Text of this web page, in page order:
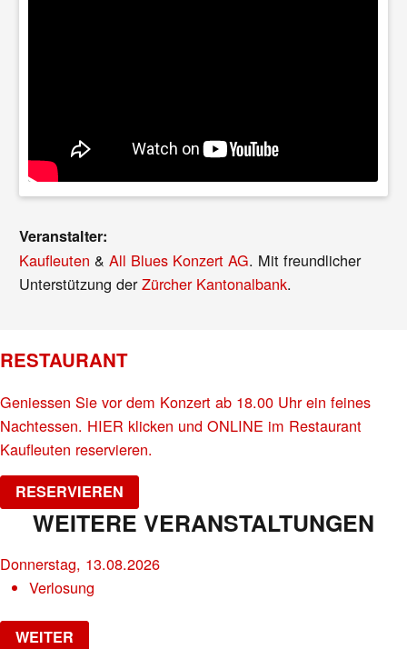
Veranstalter:
Kaufleuten &All Blues Konzert AG. Mit freundlicher
Unterstützung derZürcher Kantonalbank.
RESTAURANT
Geniessen Sie vor dem Konzert ab 18.00 Uhr ein feines
Nachtessen. HIER klicken und ONLINE im Restaurant
Kaufleuten reservieren.
RESERVIEREN
WEITERE VERANSTALTUNGEN
Donnerstag, 13.08.2026
Verlosung
WEITER